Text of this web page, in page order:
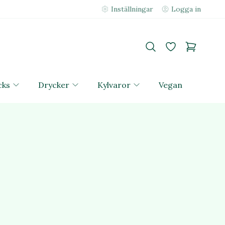
Inställningar Logga in
Drycker Kylvaror Vegan